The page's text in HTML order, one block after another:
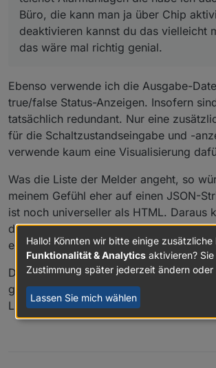
Büro, die kann man ja über Chip
deaktivieren kannst du das vielleicht
das wäre mal richtig genial.
Ebenso verwende ich die Ausgabe-
true/false Status-Anzeigen. Insofern
tatsächlich redundant. Nur eine
für die Schaltzustandseingabe und -
verwende kaum eine Visualisierung
Was die Liste der Melder angeht, so
meinem Gefühl eher auf einen JSON-
ist noch universeller als HTML. Daraus
dann ja eine beliebige HTML-Struktur
eigene Visu.
Danke mal wieder für die Inputs@
geht mir also nicht aus... ;-)
LG Andreas
Hallo! Könnten wir bitte einige zusätzliche
Funktionalität & Analytics aktivieren?
Zustimmung später jederzeit ändern
Lassen Sie mich wählen